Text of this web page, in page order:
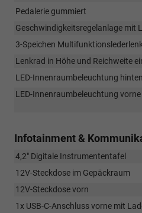
Pedalerie gummiert
Geschwindigkeitsregelanlage mit
3-Speichen
Lenkrad in Höhe und Reichweite
LED-Innenraumbeleuchtung hinten
LED-Innenraumbeleuchtung
Infotainment &
4,2" Digitale Instrumententafel
12V-Steckdose im Gepäckraum
12V-Steckdose vorn
1x USB-C-Anschluss vorne mit